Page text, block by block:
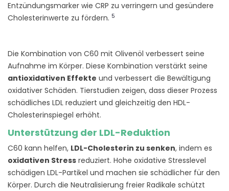
Entzündungsmarker wie CRP zu verringern und gesündere
Cholesterinwerte zu fördern. 5
Die Kombination von C60 mit Olivenöl verbessert seine
Aufnahme im Körper. Diese Kombination verstärkt seine
antioxidativen Effekte und verbessert die Bewältigung
oxidativer Schäden. Tierstudien zeigen, dass dieser Prozess
schädliches LDL reduziert und gleichzeitig den HDL-
Cholesterinspiegel erhöht.
Unterstützung der LDL-Reduktion
C60 kann helfen, LDL-Cholesterin zu senken, indem es
oxidativen Stress reduziert. Hohe oxidative Stresslevel
schädigen LDL-Partikel und machen sie schädlicher für den
Körper. Durch die Neutralisierung freier Radikale schützt